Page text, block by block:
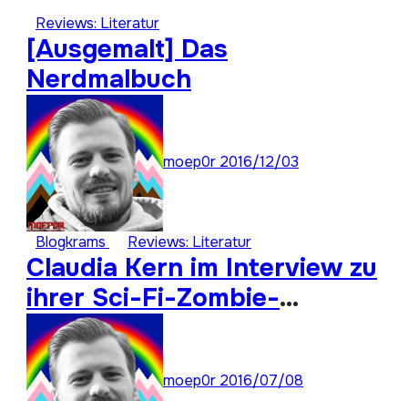
Reviews: Literatur
[Ausgemalt] Das
Nerdmalbuch
moep0r 2016/12/03
Blogkrams Reviews: Literatur
Claudia Kern im Interview zu
ihrer Sci-Fi-Zombie-
Romanreihe „Homo Sapiens
404“
moep0r 2016/07/08